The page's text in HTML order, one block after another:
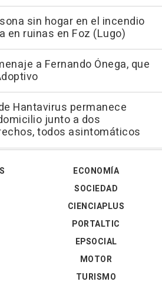
sin hogar en el incendio
en ruinas en Foz (Lugo)
a Fernando Ónega, que
Hantavirus permanece
junto a dos
todos asintomáticos
ECONOMÍA
SOCIEDAD
CIENCIAPLUS
PORTALTIC
EPSOCIAL
MOTOR
TURISMO